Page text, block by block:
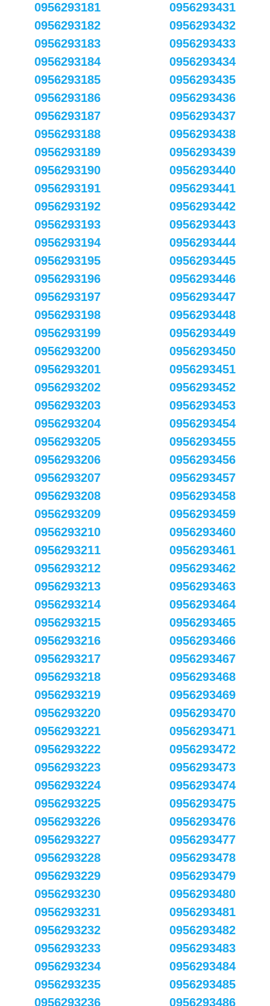
0956293181
0956293182
0956293183
0956293184
0956293185
0956293186
0956293187
0956293188
0956293189
0956293190
0956293191
0956293192
0956293193
0956293194
0956293195
0956293196
0956293197
0956293198
0956293199
0956293200
0956293201
0956293202
0956293203
0956293204
0956293205
0956293206
0956293207
0956293208
0956293209
0956293210
0956293211
0956293212
0956293213
0956293214
0956293215
0956293216
0956293217
0956293218
0956293219
0956293220
0956293221
0956293222
0956293223
0956293224
0956293225
0956293226
0956293227
0956293228
0956293229
0956293230
0956293231
0956293232
0956293233
0956293234
0956293235
0956293236
0956293431
0956293432
0956293433
0956293434
0956293435
0956293436
0956293437
0956293438
0956293439
0956293440
0956293441
0956293442
0956293443
0956293444
0956293445
0956293446
0956293447
0956293448
0956293449
0956293450
0956293451
0956293452
0956293453
0956293454
0956293455
0956293456
0956293457
0956293458
0956293459
0956293460
0956293461
0956293462
0956293463
0956293464
0956293465
0956293466
0956293467
0956293468
0956293469
0956293470
0956293471
0956293472
0956293473
0956293474
0956293475
0956293476
0956293477
0956293478
0956293479
0956293480
0956293481
0956293482
0956293483
0956293484
0956293485
0956293486